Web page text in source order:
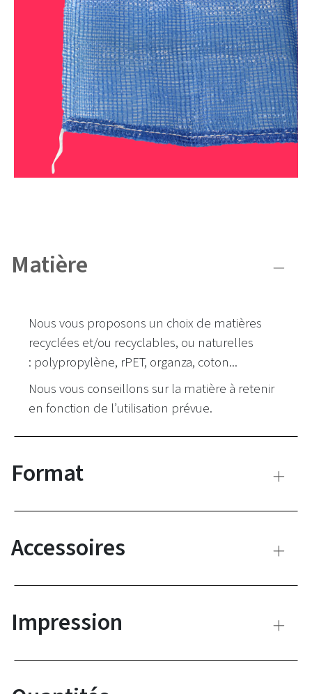
Matière
Nous vous proposons un choix de matières
recyclées et/ou recyclables, ou naturelles
: polypropylène, rPET, organza, coton...
Nous vous conseillonssur la matière à retenir
en fonction de l’utilisation prévue.
Format
Accessoires
Impression